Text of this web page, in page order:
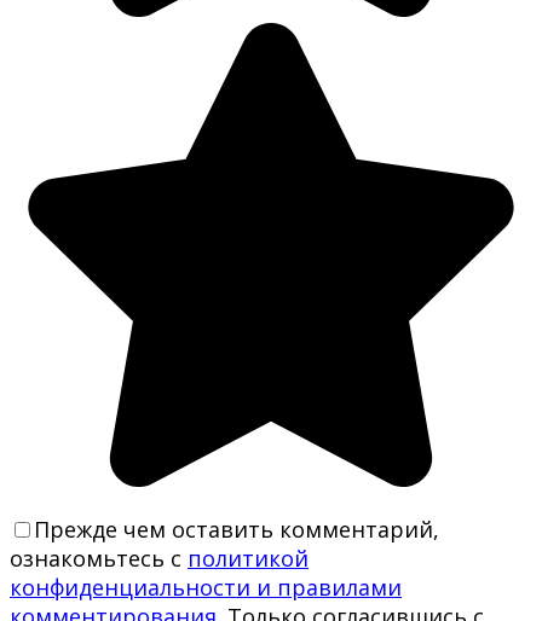
Прежде чем оставить комментарий,
ознакомьтесь с политикой
конфиденциальности и правилами